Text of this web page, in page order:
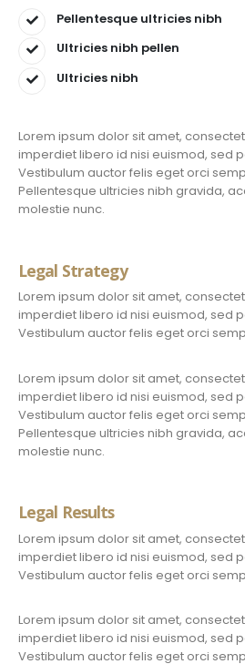
Pellentesque ultricies nibh
Ultricies nibh pellen
Ultricies nibh
Lorem ipsum dolor sit amet,
imperdiet libero id nisi euismod, sed
Vestibulum auctor felis eget orci
Pellentesque ultricies nibh gravida,
molestie nunc.
Legal Strategy
Lorem ipsum dolor sit amet,
imperdiet libero id nisi euismod, sed
Vestibulum auctor felis eget orci
Lorem ipsum dolor sit amet,
imperdiet libero id nisi euismod, sed
Vestibulum auctor felis eget orci
Pellentesque ultricies nibh gravida,
molestie nunc.
Legal Results
Lorem ipsum dolor sit amet,
imperdiet libero id nisi euismod, sed
Vestibulum auctor felis eget orci
Lorem ipsum dolor sit amet,
imperdiet libero id nisi euismod, sed
Vestibulum auctor felis eget orci